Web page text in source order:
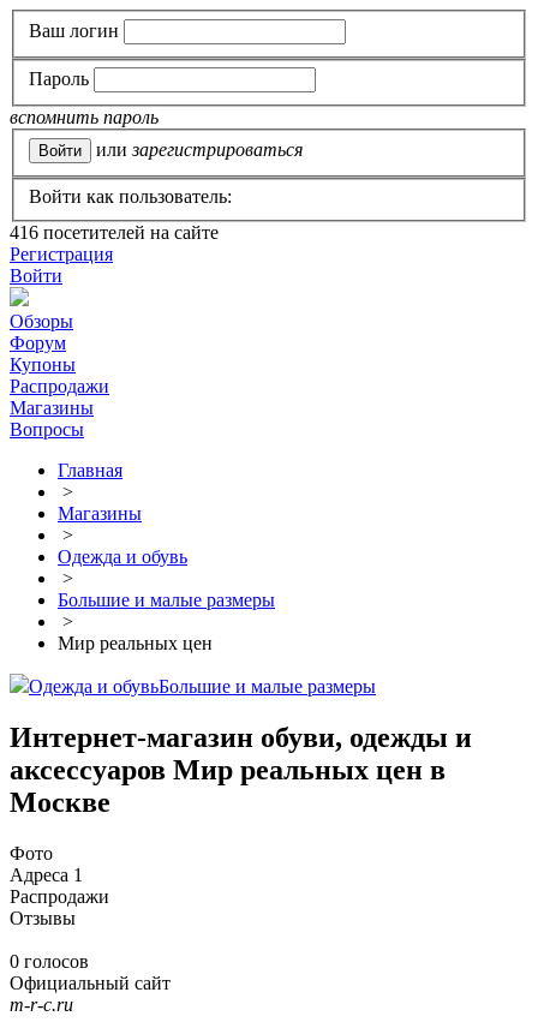
Ваш логин
Пароль
вспомнить пароль
или зарегистрироваться
Войти как пользователь:
416 посетителей на сайте
Регистрация
Войти
Обзоры
Форум
Купоны
Распродажи
Магазины
Вопросы
Главная
>
Магазины
>
Одежда и обувь
>
Большие и малые размеры
>
Мир реальных цен
Одежда и обувьБольшие и малые размеры
Интернет-магазин обуви, одежды и
аксессуаров Мир реальных цен в
Москве
Фото
Адреса 1
Распродажи
Отзывы
0 голосов
Официальный сайт
m-r-c.ru